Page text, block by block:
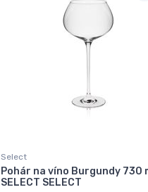
Select
Pohár na víno Burgundy 730
SELECT SELECT